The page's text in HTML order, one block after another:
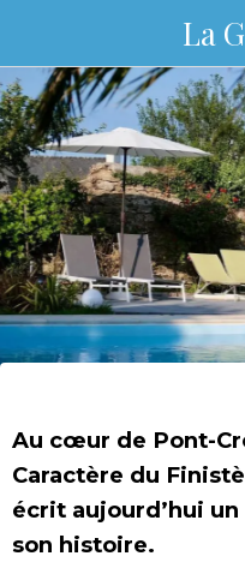
La
Au cœur de Pont-
Caractère du
écrit aujourd’hui
son histoire.